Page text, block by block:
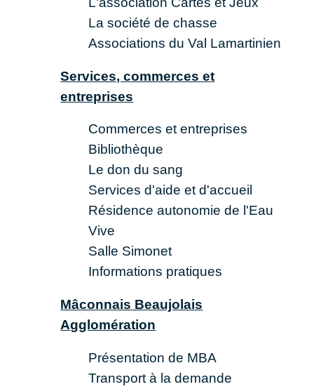
La société de chasse
Associations du Val Lamartinien
Services, commerces et
entreprises
Commerces et entreprises
Bibliothèque
Le don du sang
Services d'aide et d'accueil
Résidence autonomie de l'Eau
Vive
Salle Simonet
Informations pratiques
Mâconnais Beaujolais
Agglomération
Présentation de MBA
Transport à la demande